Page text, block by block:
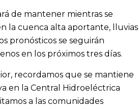
de mantener mientras se
la cuenca alta aportante, lluvias
pronósticos se seguirán
en los próximos tres días.
recordamos que se mantiene
en la Central Hidroeléctrica
a las comunidades